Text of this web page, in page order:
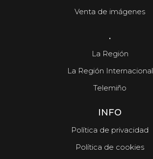
Venta de imágenes
.
La Región
La Región Internacional
Telemiño
INFO
Política de privacidad
Política de cookies